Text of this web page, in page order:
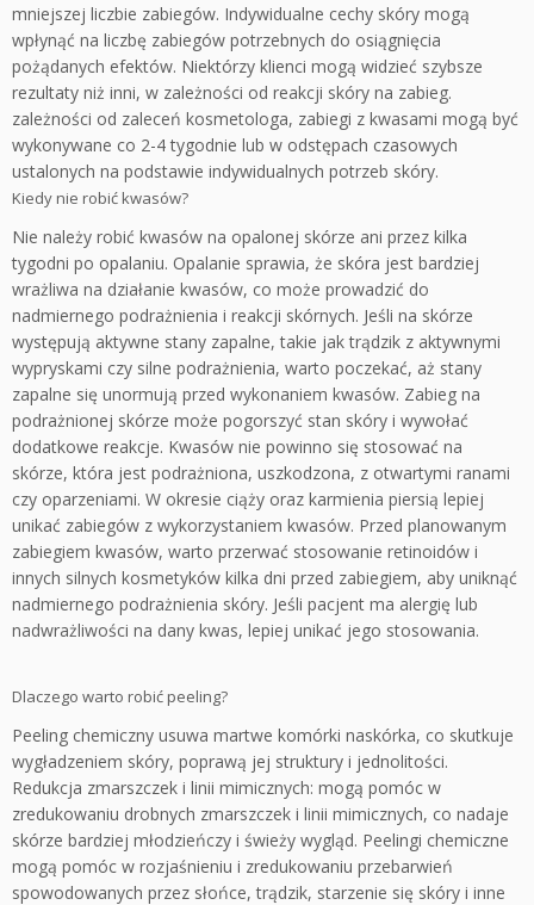
mniejszej liczbie zabiegów. Indywidualne cechy skóry mogą
wpłynąć na liczbę zabiegów potrzebnych do osiągnięcia
pożądanych efektów. Niektórzy klienci mogą widzieć szybsze
rezultaty niż inni, w zależności od reakcji skóry na zabieg.
zależności od zaleceń kosmetologa, zabiegi z kwasami mogą być
wykonywane co 2-4 tygodnie lub w odstępach czasowych
ustalonych na podstawie indywidualnych potrzeb skóry.
Kiedy nie robić kwasów?
Nie należy robić kwasów na opalonej skórze ani przez kilka
tygodni po opalaniu. Opalanie sprawia, że skóra jest bardziej
wrażliwa na działanie kwasów, co może prowadzić do
nadmiernego podrażnienia i reakcji skórnych. Jeśli na skórze
występują aktywne stany zapalne, takie jak trądzik z aktywnymi
wypryskami czy silne podrażnienia, warto poczekać, aż stany
zapalne się unormują przed wykonaniem kwasów. Zabieg na
podrażnionej skórze może pogorszyć stan skóry i wywołać
dodatkowe reakcje. Kwasów nie powinno się stosować na
skórze, która jest podrażniona, uszkodzona, z otwartymi ranami
czy oparzeniami. W okresie ciąży oraz karmienia piersią lepiej
unikać zabiegów z wykorzystaniem kwasów. Przed planowanym
zabiegiem kwasów, warto przerwać stosowanie retinoidów i
innych silnych kosmetyków kilka dni przed zabiegiem, aby uniknąć
nadmiernego podrażnienia skóry. Jeśli pacjent ma alergię lub
nadwrażliwości na dany kwas, lepiej unikać jego stosowania.
Dlaczego warto robić peeling?
Peeling chemiczny usuwa martwe komórki naskórka, co skutkuje
wygładzeniem skóry, poprawą jej struktury i jednolitości.
Redukcja zmarszczek i linii mimicznych: mogą pomóc w
zredukowaniu drobnych zmarszczek i linii mimicznych, co nadaje
skórze bardziej młodzieńczy i świeży wygląd. Peelingi chemiczne
mogą pomóc w rozjaśnieniu i zredukowaniu przebarwień
spowodowanych przez słońce, trądzik, starzenie się skóry i inne